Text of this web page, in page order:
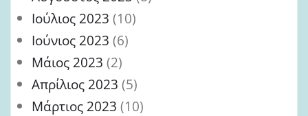
Ιούλιος 2023 (10)
Ιούνιος 2023 (6)
Μάιος 2023 (2)
Απρίλιος 2023 (5)
Μάρτιος 2023 (10)